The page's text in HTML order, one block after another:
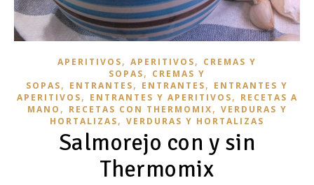
APERITIVOS, APERITIVOS, CREMAS Y
SOPAS, CREMAS Y
SOPAS, ENTRANTES, ENTRANTES, ENTRANTES Y
APERITIVOS, ENTRANTES Y APERITIVOS, RECETAS A
MANO , RECETAS CON THERMOMIX, VERDURAS Y
HORTALIZAS, VERDURAS Y HORTALIZAS
Salmorejo con y sin
Thermomix